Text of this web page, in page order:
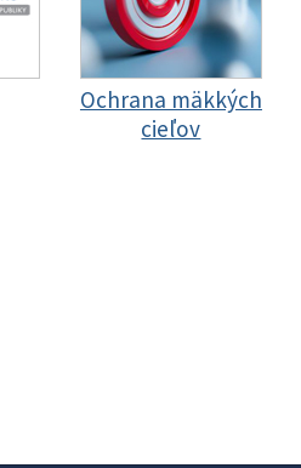
Ochrana mäkkých
cieľov